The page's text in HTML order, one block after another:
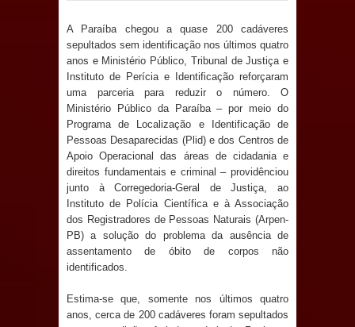
O verdadeiro oxigênio do Estado
Democrático de Direito – Bacharela
aborda de maneira inédita no mundo
jurídico brasileiro, temas polêmicos;
Confira!
Prefeitura de Sapé promove
campanha Julho Neon com ações de
conscientização sobre saúde bucal
Caldas Brandão: gestão municipal
A Paraíba chegou a quase 200 cadáveres
sepultados sem identificação nos últimos quatro
anos e Ministério Público, Tribunal de Justiça e
Instituto de Perícia e Identificação reforçaram
uma parceria para reduzir o número. O
Ministério Público da Paraíba – por meio do
Programa de Localização e Identificação de
Pessoas Desaparecidas (Plid) e dos Centros de
Apoio Operacional das áreas de cidadania e
direitos fundamentais e criminal – providênciou
junto à Corregedoria-Geral de Justiça, ao
Instituto de Polícia Científica e à Associação
dos Registradores de Pessoas Naturais (Arpen-
PB) a solução do problema da ausência de
assentamento de óbito de corpos não
identificados.
Estima-se que, somente nos últimos quatro
anos, cerca de 200 cadáveres foram sepultados